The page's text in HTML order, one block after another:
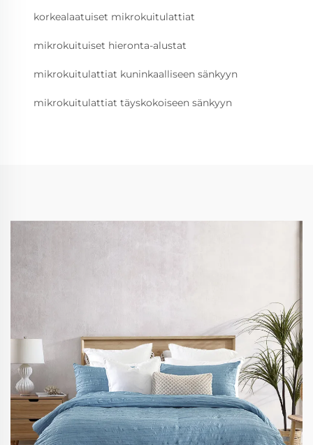
korkealaatuiset mikrokuitulattiat
mikrokuituiset hieronta-alustat
mikrokuitulattiat kuninkaalliseen sänkyyn
mikrokuitulattiat täyskokoiseen sänkyyn